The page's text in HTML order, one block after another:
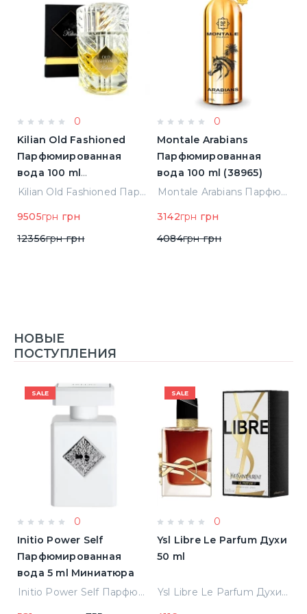
0
Kilian Old Fashioned
Парфюмированная
вода 100 ml
(3700550240723)
Kilian Old Fashioned Парфюмированная вода 100 ml (3700550240723)
9505грн грн
12356грнгрн
0
Montale Arabians
Парфюмированная
вода 100 ml (38965)
Montale Arabians Парфюмированная вода 100 ml (38965)
3142грн грн
4084грнгрн
НОВЫЕ
ПОСТУПЛЕНИЯ
SALE
0
Initio Power Self
Парфюмированная
вода 5 ml Миниатюра
Initio Power Self Парфюмированная вода 5 ml Миниатюра
SALE
0
Ysl Libre Le Parfum Духи
50 ml
Ysl Libre Le Parfum Духи 50 ml